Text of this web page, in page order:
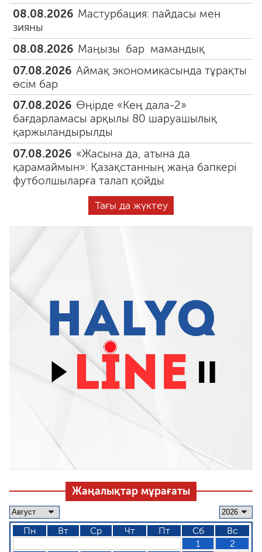
08.08.2026 Мастурбация: пайдасы мен
зияны
08.08.2026 Маңызы бар мамандық
07.08.2026 Аймақ экономикасында тұрақты
өсім бар
07.08.2026 Өңірде «Кең дала-2»
бағдарламасы арқылы 80 шаруашылық
қаржыландырылды
07.08.2026 «Жасына да, атына да
қарамаймын»: Қазақстанның жаңа бапкері
футболшыларға талап қойды
Тағы да жүктеу
Жаңалықтар мұрағаты
Пн Вт Ср Чт Пт Сб
Вс
1
2